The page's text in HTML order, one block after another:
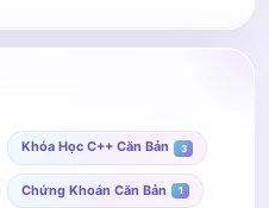
Khóa Học C++ Căn Bản 3
Chứng Khoán Căn Bản 1